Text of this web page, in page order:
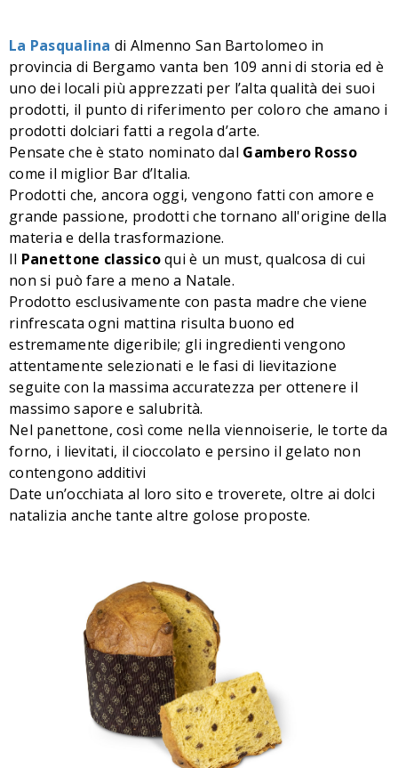
La Pasqualina di Almenno San Bartolomeo in
provincia di Bergamo vanta ben 109 anni di storia ed è
uno dei locali più apprezzati per l’alta qualità dei suoi
prodotti, il punto di riferimento per coloro che amano i
prodotti dolciari fatti a regola d’arte.
Pensate che è stato nominato dal Gambero Rosso
come il miglior Bar d’Italia.
Prodotti che, ancora oggi, vengono fatti con amore e
grande passione, prodotti che tornano all'origine della
materia e della trasformazione.
Il Panettone classicoqui è un must, qualcosa di cui
non si può fare a meno a Natale.
Prodotto esclusivamente con pasta madre che viene
rinfrescata ogni mattina risulta buono ed
estremamente digeribile; gli ingredienti vengono
attentamente selezionati e le fasi di lievitazione
seguite con la massima accuratezza per ottenere il
massimo sapore e salubrità.
Nel panettone, così come nella viennoiserie, le torte da
forno, i lievitati, il cioccolato e persino il gelato non
contengono additivi
Date un’occhiata al loro sito e troverete, oltre ai dolci
natalizia anche tante altre golose proposte.